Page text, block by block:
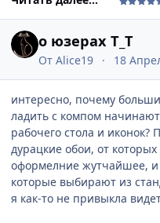
раздавила ногой
блин, надо было для
выстрелить.
о юзерах Т_Т
От Alice19 18
интересно, почему
ладить с компом
рабочего стола и
дурацкие обои, от
оформелние жутчайшее, и
которые выбирают из
я как-то не привыкла